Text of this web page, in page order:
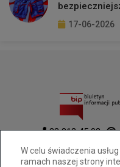
W celu świadczenia
ramach naszej strony
17-06-2026
33 812 45 03
Komorowicka